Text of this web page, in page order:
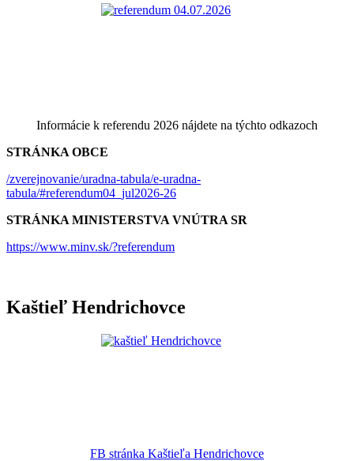
Informácie k referendu 2026 nájdete na týchto odkazoch
STRÁNKA OBCE
/zverejnovanie/uradna-tabula/e-uradna-
tabula/#referendum04_jul2026-26
STRÁNKA MINISTERSTVA VNÚTRA SR
https://www.minv.sk/?referendum
Kaštieľ Hendrichovce
FB stránka Kaštieľa Hendrichovce